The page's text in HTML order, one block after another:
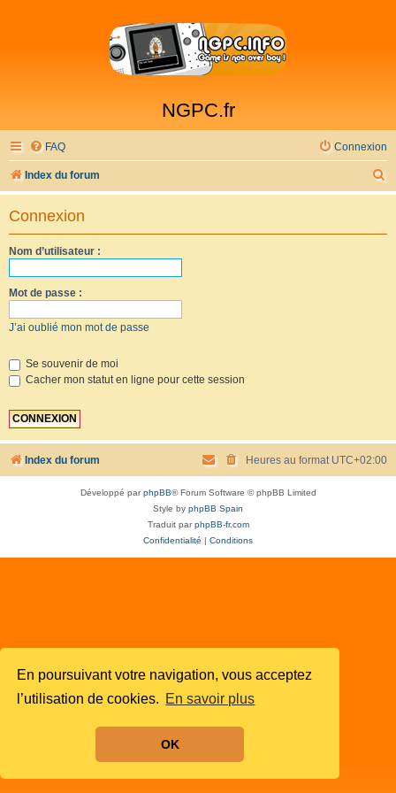
En poursuivant votre navigation, vous acceptez
l’utilisation de cookies. En savoir plus
OK
NGPC.fr
FAQ Connexion
Index du forum
e
Connexion
Nom d’utilisateur :
Mot de passe :
J’ai oublié mon mot de passe
Se souvenir de moi
Cacher mon statut en ligne pour cette session
Index du forum Heures au format UTC+02:00
Développé parphpBB® Forum Software © phpBB Limited
Style by phpBB Spain
Traduit parphpBB-fr.com
Confidentialité
Conditions